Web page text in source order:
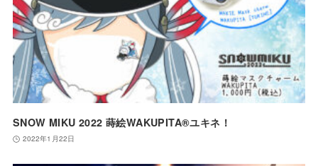
SNOW MIKU 2022 蒔絵WAKUPITA®ユキネ！
2022年1月22日